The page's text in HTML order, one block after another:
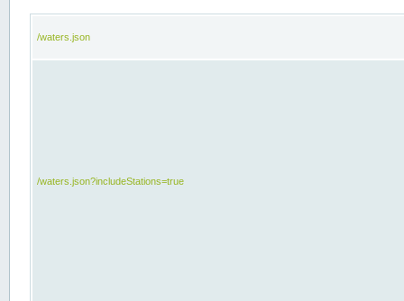
/waters.json
/waters.json?includeStations=true